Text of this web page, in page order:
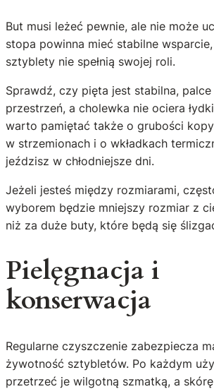
But musi leżeć pewnie, ale nie może
stopa powinna mieć stabilne
sztyblety nie spełnią swojej roli.
Sprawdź, czy pięta jest stabilna, palce
przestrzeń, a cholewka nie ociera
warto pamiętać także o grubości
w strzemionach i o wkładkach
jeździsz w chłodniejsze dni.
Jeżeli jesteś między rozmiarami,
wyborem będzie mniejszy rozmiar z
niż za duże buty, które będą się
Pielęgnacja i
konserwacja
Regularne czyszczenie zabezpiecza
żywotność sztybletów. Po każdym
przetrzeć je wilgotną szmatką, a